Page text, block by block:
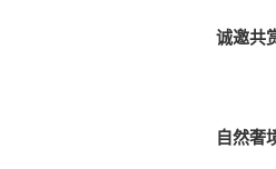
诚邀共
自然奢